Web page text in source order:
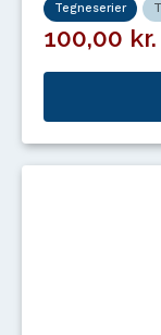
Tegneserier
100,00 kr.